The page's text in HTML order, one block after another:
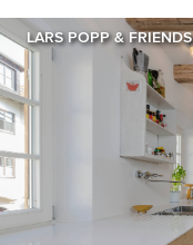
LARS POPP & FRIENDS